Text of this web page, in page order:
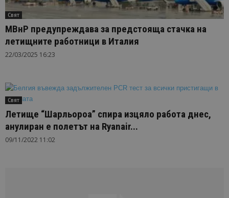
Свят
МВнР предупреждава за предстояща стачка на
летищните работници в Италия
22/03/2025 16:23
Свят
Летище “Шарльороа” спира изцяло работа днес,
анулиран е полетът на Ryanair...
09/11/2022 11:02